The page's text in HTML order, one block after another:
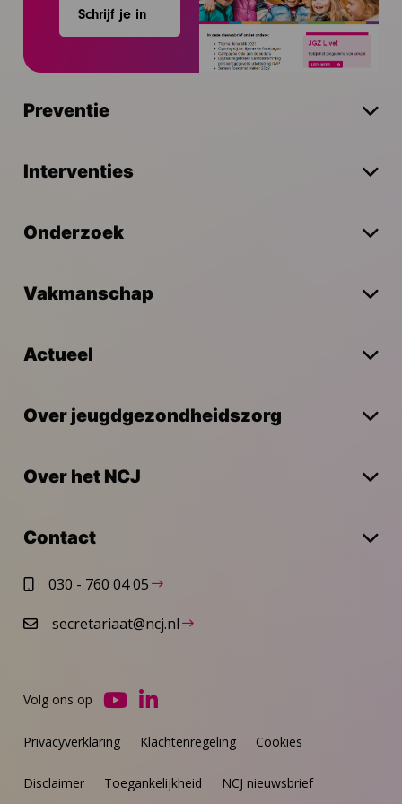
Schrijf je in
Preventie
Interventies
Onderzoek
Vakmanschap
Actueel
Over jeugdgezondheidszorg
Over het NCJ
Contact
030 - 760 04 05
secretariaat@ncj.nl
Privacyverklaring Klachtenregeling Cookies
Disclaimer Toegankelijkheid NCJ nieuwsbrief
Volg ons op
Ga
YouTube
Ga
LinkedIn